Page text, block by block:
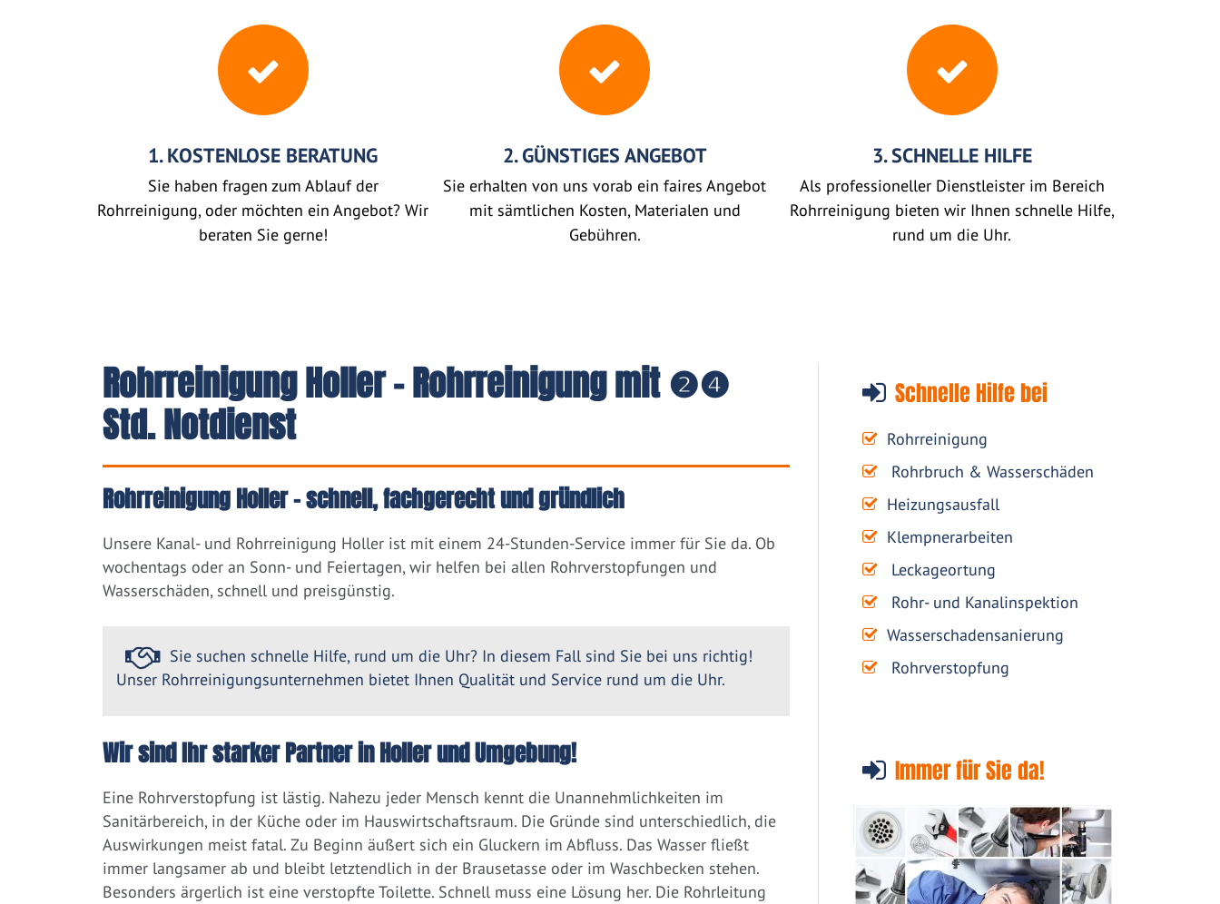
1. KOSTENLOSE BERATUNG
Sie haben fragen zum Ablauf der
Rohrreinigung, oder möchten ein Angebot? Wir
beraten Sie gerne!
2. GÜNSTIGES ANGEBOT
Sie erhalten von uns vorab ein faires Angebot
mit sämtlichen Kosten, Materialen und
Gebühren.
3. SCHNELLE HILFE
Als professioneller Dienstleister im Bereich
Rohrreinigung bieten wir Ihnen schnelle Hilfe,
rund um die Uhr.
Schnelle Hilfe bei
Rohrreinigung
Rohrbruch & Wasserschäden
Heizungsausfall
Klempnerarbeiten
Leckageortung
Rohr- und Kanalinspektion
Wasserschadensanierung
Rohrverstopfung
Immer für Sie da!
Rohrreinigung Holler - Rohrreinigung mit ❷❹
Std. Notdienst
Rohrreinigung Holler – schnell, fachgerecht und gründlich
Unsere Kanal- und Rohrreinigung Holler ist mit einem 24-Stunden-Service immer für Sie da. Ob
wochentags oder an Sonn- und Feiertagen, wir helfen bei allen Rohrverstopfungen und
Wasserschäden, schnell und preisgünstig.
Sie suchen schnelle Hilfe, rund um die Uhr? In diesem Fall sind Sie bei uns richtig!
Unser Rohrreinigungsunternehmen bietet Ihnen Qualität und Service rund um die Uhr.
Wir sind Ihr starker Partner in Holler und Umgebung!
Eine Rohrverstopfung ist lästig. Nahezu jeder Mensch kennt die Unannehmlichkeiten im
Sanitärbereich, in der Küche oder im Hauswirtschaftsraum. Die Gründe sind unterschiedlich, die
Auswirkungen meist fatal. Zu Beginn äußert sich ein Gluckern im Abfluss. Das Wasser fließt
immer langsamer ab und bleibt letztendlich in der Brausetasse oder im Waschbecken stehen.
Besonders ärgerlich ist eine verstopfte Toilette. Schnell muss eine Lösung her. Die Rohrleitung